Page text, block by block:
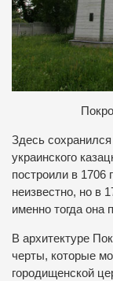
Здесь
украинского
построили в 1706
неизвестно, но в
именно тогда она
В архитектуре
черты, которые
городищенской